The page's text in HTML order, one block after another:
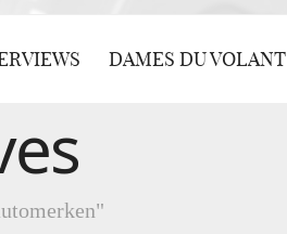
DAMES DU VOLANT